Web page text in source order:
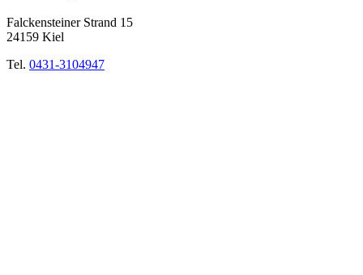
Falckensteiner Strand 15
24159 Kiel
Tel. 0431-3104947